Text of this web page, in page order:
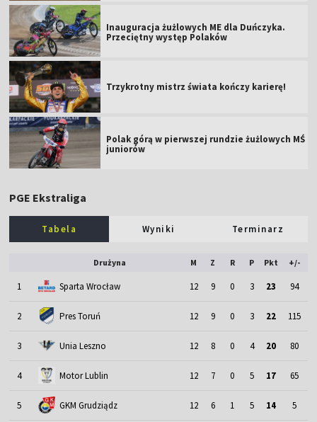
Inauguracja żużlowych ME dla Duńczyka.
Przeciętny występ Polaków
Trzykrotny mistrz świata kończy karierę!
Polak górą w pierwszej rundzie żużlowych MŚ
juniorów
PGE Ekstraliga
Tabela Wyniki Terminarz
Drużyna M Z R P Pkt +/-
1 Sparta Wrocław 12 9 0 3 23 94
2 Pres Toruń 12 9 0 3 22 115
3 Unia Leszno 12 8 0 4 20 80
4 Motor Lublin 12 7 0 5 17 65
5 GKM Grudziądz 12 6 1 5 14 5